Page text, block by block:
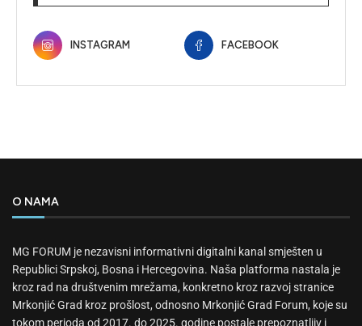
INSTAGRAM FACEBOOK
O NAMA
MG FORUM je nezavisni informativni digitalni kanal smješten u
Republici Srpskoj, Bosna i Hercegovina. Naša platforma nastala je
kroz rad na društvenim mrežama, konkretno kroz razvoj stranice
Mrkonjić Grad kroz prošlost, odnosno Mrkonjić Grad Forum, koje su
tokom perioda od 2017. do 2025. godine postale prepoznatljiv i